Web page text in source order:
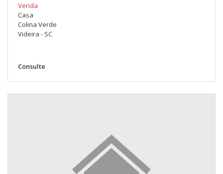
Venda
Casa
Colina Verde
Videira - SC
Consulte